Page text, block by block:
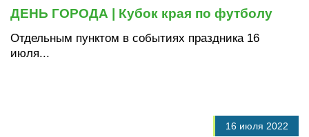
ДЕНЬ ГОРОДА | Кубок края по футболу
Отдельным пунктом в событиях праздника 16
июля...
16 июля 2022